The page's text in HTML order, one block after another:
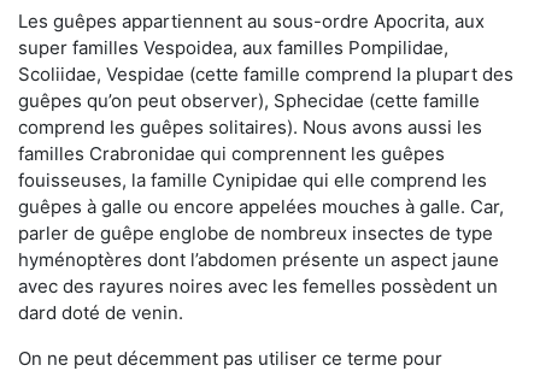
Les guêpes appartiennent au sous-ordre Apocrita, aux
super familles Vespoidea, aux familles Pompilidae,
Scoliidae, Vespidae (cette famille comprend la plupart des
guêpes qu’on peut observer), Sphecidae (cette famille
comprend les guêpes solitaires). Nous avons aussi les
familles Crabronidae qui comprennent les guêpes
fouisseuses, la famille Cynipidae qui elle comprend les
guêpes à galle ou encore appelées mouches à galle. Car,
parler de guêpe englobe de nombreux insectes de type
hyménoptères dont l’abdomen présente un aspect jaune
avec des rayures noires avec les femelles possèdent un
dard doté de venin.
On ne peut décemment pas utiliser ce terme pour